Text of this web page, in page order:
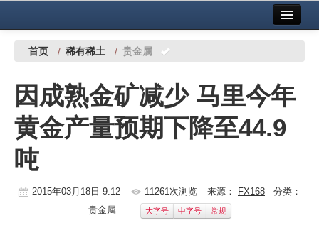
中国有色金属报社主办 广告服务
铜镍铅锌
铝
稀有稀土
有色市场
首页 / 稀有稀土 / 贵金属
因成熟金矿减少 马里今年
黄金产量预期下降至44.9
吨
2015年03月18日 9:12 11261次浏览 来源： FX168 分类：
贵金属
大字号 中字号 常规